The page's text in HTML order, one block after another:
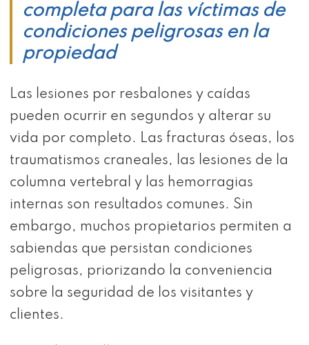
completa para las víctimas de
condiciones peligrosas en la
propiedad
Las lesiones por resbalones y caídas
pueden ocurrir en segundos y alterar su
vida por completo. Las fracturas óseas, los
traumatismos craneales, las lesiones de la
columna vertebral y las hemorragias
internas son resultados comunes. Sin
embargo, muchos propietarios permiten a
sabiendas que persistan condiciones
peligrosas, priorizando la conveniencia
sobre la seguridad de los visitantes y
clientes.